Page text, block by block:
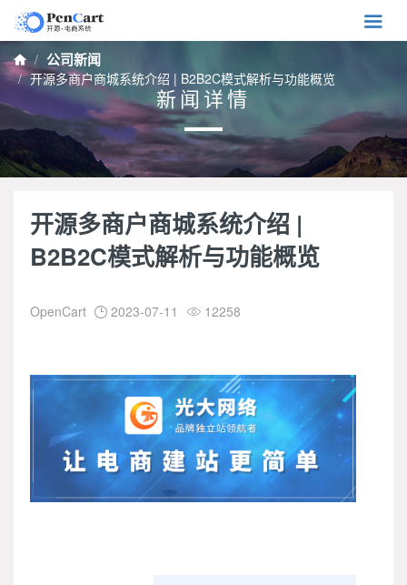

新闻详情
 公司新闻
开源多商户商城系统介绍 | B2B2C模式解析与功能概览
开源多商户商城系统介绍 |
B2B2C模式解析与功能概览
OpenCart  2023-07-11  12258